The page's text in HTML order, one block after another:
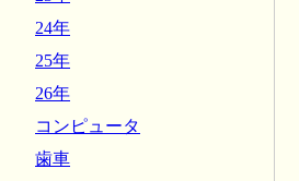
24年
25年
26年
コンピュータ
歯車